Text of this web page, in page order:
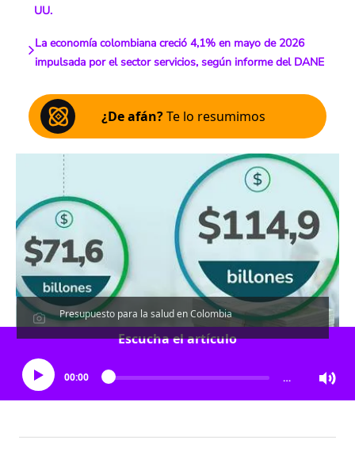
UU.
La economía colombiana creció 4,1% en mayo de 2026
impulsada por el sector servicios, según informe del DANE
¿De afán?Te lo resumimos
Presupuesto para la salud en Colombia
Escucha el artículo
00:00 …